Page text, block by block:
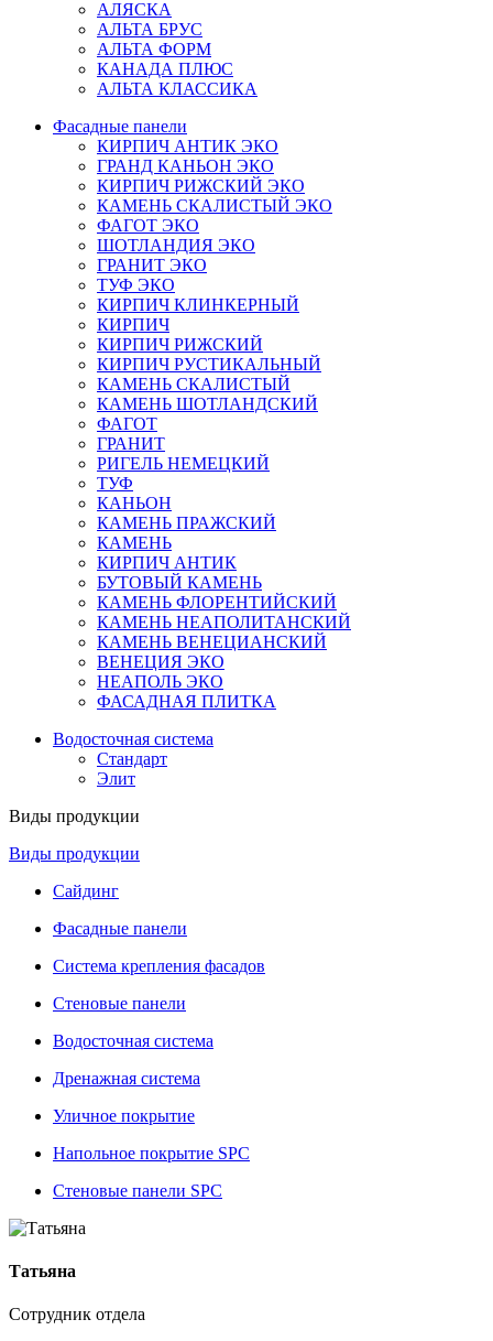
АЛЯСКА
АЛЬТА БРУС
АЛЬТА ФОРМ
КАНАДА ПЛЮС
АЛЬТА КЛАССИКА
Фасадные панели
КИРПИЧ АНТИК ЭКО
ГРАНД КАНЬОН ЭКО
КИРПИЧ РИЖСКИЙ ЭКО
КАМЕНЬ СКАЛИСТЫЙ ЭКО
ФАГОТ ЭКО
ШОТЛАНДИЯ ЭКО
ГРАНИТ ЭКО
ТУФ ЭКО
КИРПИЧ КЛИНКЕРНЫЙ
КИРПИЧ
КИРПИЧ РИЖСКИЙ
КИРПИЧ РУСТИКАЛЬНЫЙ
КАМЕНЬ СКАЛИСТЫЙ
КАМЕНЬ ШОТЛАНДСКИЙ
ФАГОТ
ГРАНИТ
РИГЕЛЬ НЕМЕЦКИЙ
ТУФ
КАНЬОН
КАМЕНЬ ПРАЖСКИЙ
КАМЕНЬ
КИРПИЧ АНТИК
БУТОВЫЙ КАМЕНЬ
КАМЕНЬ ФЛОРЕНТИЙСКИЙ
КАМЕНЬ НЕАПОЛИТАНСКИЙ
КАМЕНЬ ВЕНЕЦИАНСКИЙ
ВЕНЕЦИЯ ЭКО
НЕАПОЛЬ ЭКО
ФАСАДНАЯ ПЛИТКА
Водосточная система
Стандарт
Элит
Виды продукции
Виды продукции
Сайдинг
Фасадные панели
Система крепления фасадов
Стеновые панели
Водосточная система
Дренажная система
Уличное покрытие
Напольное покрытие SPC
Стеновые панели SPC
Татьяна
Сотрудник отдела